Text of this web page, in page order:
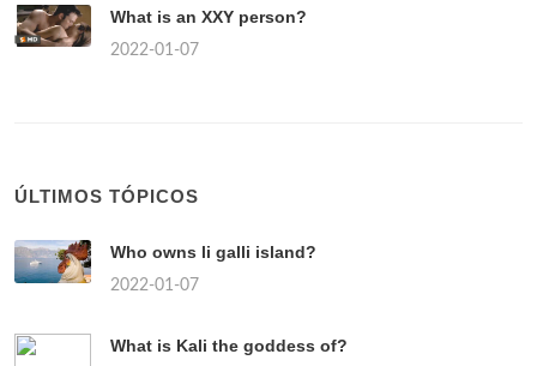
What is an XXY person?
2022-01-07
ÚLTIMOS TÓPICOS
Who owns li galli island?
2022-01-07
What is Kali the goddess of?